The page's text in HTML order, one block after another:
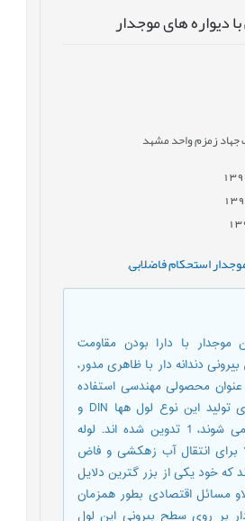
دیواره های موجدار
زمزم واحد مشهد
استحکام فاضلابی,
موجدار با دارا بودن مقاومت
دندانه دار با ظاهری مدور،
محصولی مهندسی استفاده
برای استاندارد سازی تولید این نوع لول هها DIN و
16961 EN 13476- می شوند، 1 تدوین شده اند. لوله
برای انتقال آب زهکشی و فاض
که خود یکی از بزر گترین دلایل
مسائل اقتصادی بطور همزمان
بر روی سطح بیرونی این لول